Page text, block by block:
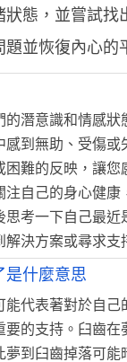
狀態，並嘗試找
並恢復內心的
的潛意識和情感狀
感到無助、受傷或
困難的反映，讓您
注自己的身心健康
思考一下自己最近
決方案或尋求支
是什麼意思
能代表著對於自己
要的支持。臼齒在
夢到臼齒掉落可能